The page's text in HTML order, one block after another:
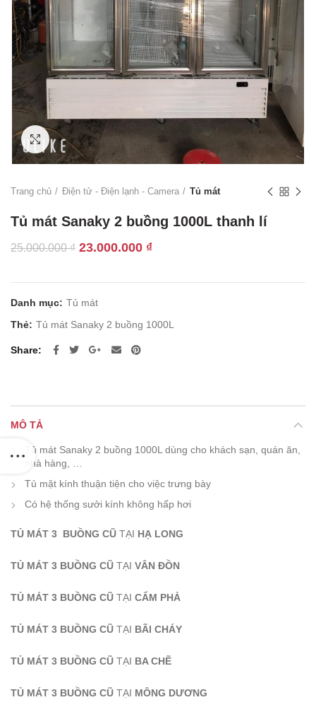
Click to enlarge
Trang chủ Điện tử - Điện lạnh - Camera Tủ mát
Tủ mát Sanaky 2 buồng 1000L thanh lí
25.000.000₫ Giá
23.000.000 ₫Giá
Danh mục: Tủ mát
Thẻ: Tủ mát Sanaky 2 buồng 1000L
Share
MÔ TẢ
Tủ mát Sanaky 2 buồng 1000L dùng cho khách sạn, quán ăn,
nhà hàng, …
Tủ mặt kính thuận tiện cho việc trưng bày
Có hệ thống sưởi kính không hấp hơi
TỦ MÁT 3 BUỒNG CŨ TẠI HẠ LONG
TỦ MÁT 3 BUỒNG CŨ TẠI VÂN ĐỒN
TỦ MÁT 3 BUỒNG CŨ TẠI CẨM PHẢ
TỦ MÁT 3 BUỒNG CŨ TẠI BÃI CHÁY
TỦ MÁT 3 BUỒNG CŨ TẠI BA CHẼ
TỦ MÁT 3 BUỒNG CŨ TẠI MÔNG DƯƠNG